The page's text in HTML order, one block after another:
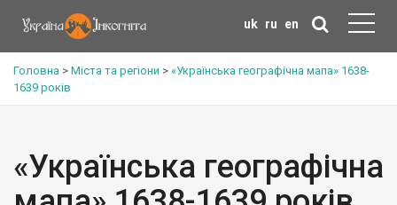
uk ru en
Головна > Міста та регіони > «Українська географічна мапа» 1638-
1639 років
«Українська географічна